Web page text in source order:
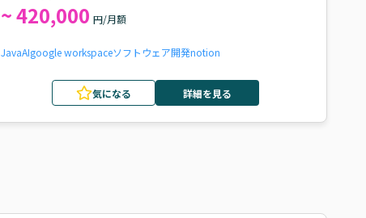
~ 420,000 円/月額
JavaAIgoogle workspaceソフトウェア開発notion
気になる 詳細を見る